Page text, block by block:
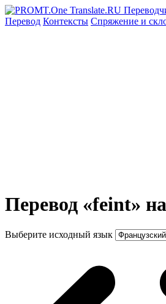
Перевод Контексты Спряжение и
Перевод «feint»
Выберите исходный язык